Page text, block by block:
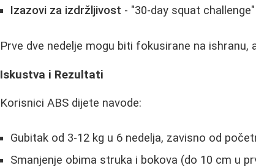
Izazovi za izdržljivost - "30-day squat
Prve dve nedelje mogu biti fokusirane na
Iskustva i Rezultati
Korisnici ABS dijete navode:
Gubitak od 3-12 kg u 6 nedelja, zavisno od
Smanjenje obima struka i bokova (do 10 cm u